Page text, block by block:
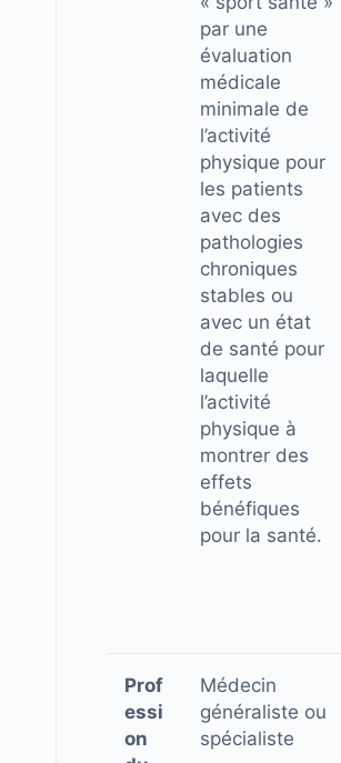
par une
évaluation
médicale
minimale de
l’activité
physique pour
les patients
avec des
pathologies
chroniques
stables ou
avec un état
de santé pour
laquelle
l’activité
physique à
montrer des
effets
bénéfiques
pour la santé.
Prof
essi
on
Médecin
généraliste ou
spécialiste